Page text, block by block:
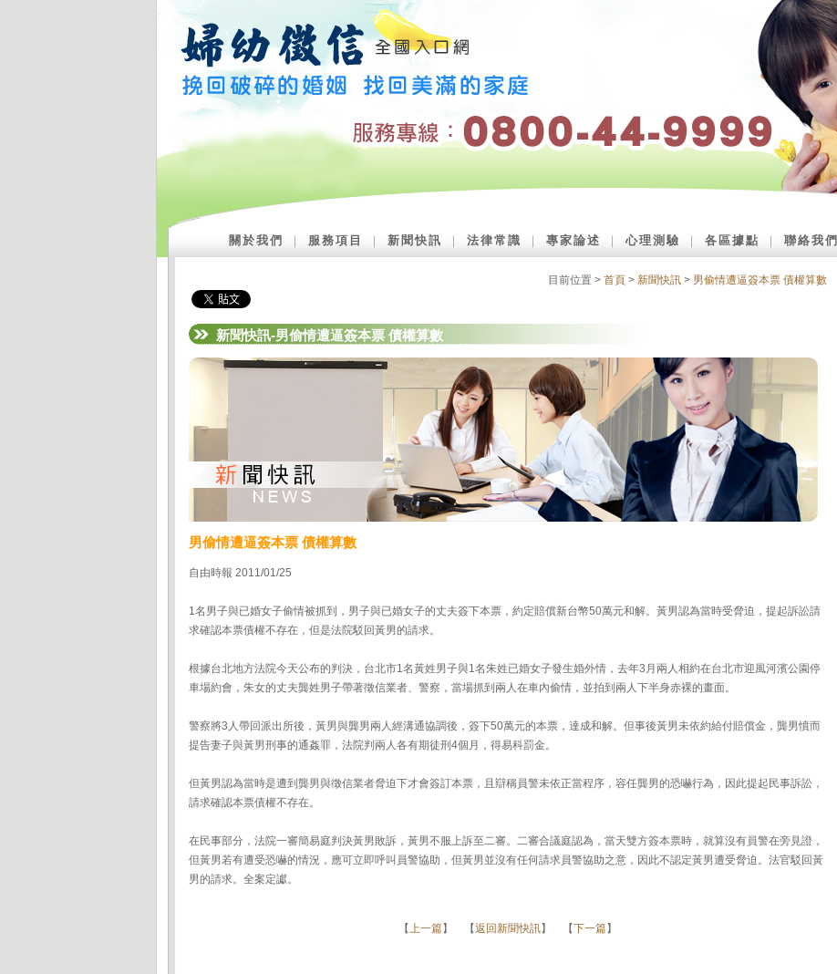
關於我們 服務項目 新聞快訊 法律常識 專家論述 ｜心理測驗 各區據點 聯絡我們
目前位置 > 首頁 > 新聞快訊 > 男偷情遭逼簽本票 債權算數
新聞快訊-男偷情遭逼簽本票 債權算數
男偷情遭逼簽本票 債權算數
自由時報 2011/01/25
1名男子與已婚女子偷情被抓到，男子與已婚女子的丈夫簽下本票，約定賠償新台幣50萬元和解。黃男認為當時受脅迫，提起訴訟請
求確認本票債權不存在，但是法院駁回黃男的請求。
根據台北地方法院今天公布的判決，台北市1名黃姓男子與1名朱姓已婚女子發生婚外情，去年3月兩人相約在台北市迎風河濱公園停
車場約會，朱女的丈夫龔姓男子帶著徵信業者、警察，當場抓到兩人在車內偷情，並拍到兩人下半身赤裸的畫面。
警察將3人帶回派出所後，黃男與龔男兩人經溝通協調後，簽下50萬元的本票，達成和解。但事後黃男未依約給付賠償金，龔男憤而
提告妻子與黃男刑事的通姦罪，法院判兩人各有期徒刑4個月，得易科罰金。
但黃男認為當時是遭到龔男與徵信業者脅迫下才會簽訂本票，且辯稱員警未依正當程序，容任龔男的恐嚇行為，因此提起民事訴訟，
請求確認本票債權不存在。
在民事部分，法院一審簡易庭判決黃男敗訴，黃男不服上訴至二審。二審合議庭認為，當天雙方簽本票時，就算沒有員警在旁見證，
但黃男若有遭受恐嚇的情況，應可立即呼叫員警協助，但黃男並沒有任何請求員警協助之意，因此不認定黃男遭受脅迫。法官駁回黃
男的請求。全案定讞。
【上一篇】 【返回新聞快訊】 【下一篇】